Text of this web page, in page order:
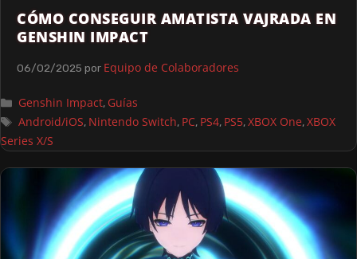
CÓMO CONSEGUIR AMATISTA VAJRADA EN
GENSHIN IMPACT
06/02/2025 por Equipo de Colaboradores
Genshin Impact, Guías
Android/iOS, Nintendo Switch, PC, PS4, PS5,XBOX One,XBOX
Series X/S